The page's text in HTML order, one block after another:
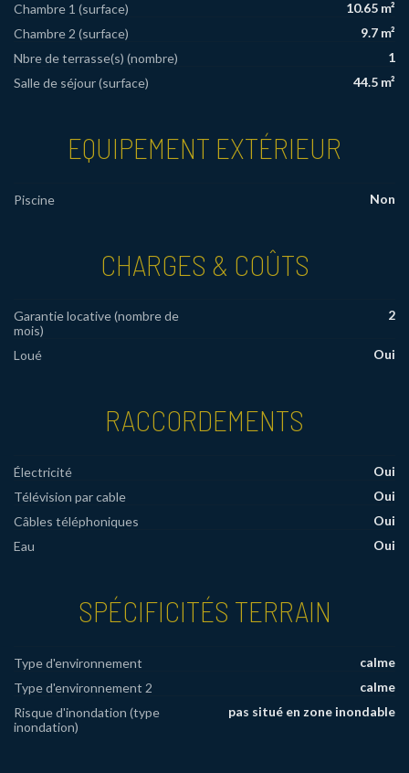
Chambre 1 (surface)
10.65 m²
Chambre 2 (surface)
9.7 m²
Nbre de terrasse(s) (nombre)
1
Salle de séjour (surface)
44.5 m²
EQUIPEMENT EXTÉRIEUR
Piscine Non
CHARGES & COÛTS
Garantie locative (nombre de
mois)
2
Loué Oui
RACCORDEMENTS
Électricité
Oui
Télévision par cable
Oui
Câbles téléphoniques
Oui
Eau
Oui
SPÉCIFICITÉS TERRAIN
Type d'environnement
calme
Type d'environnement 2
calme
Risque d'inondation (type
inondation)
pas situé en zone inondable